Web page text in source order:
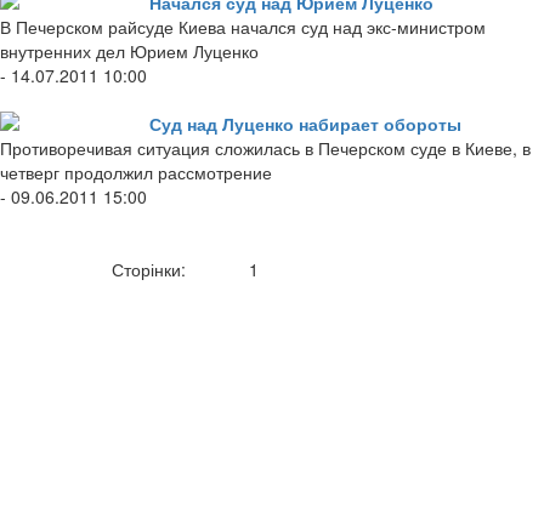
В Печерском райсуде Киева начался суд над экс-министром
внутренних дел Юрием Луценко
- 14.07.2011 10:00
Суд над Луценко набирает обороты
Противоречивая ситуация сложилась в Печерском суде в Киеве, в
четверг продолжил рассмотрение
- 09.06.2011 15:00
Сторінки: 1